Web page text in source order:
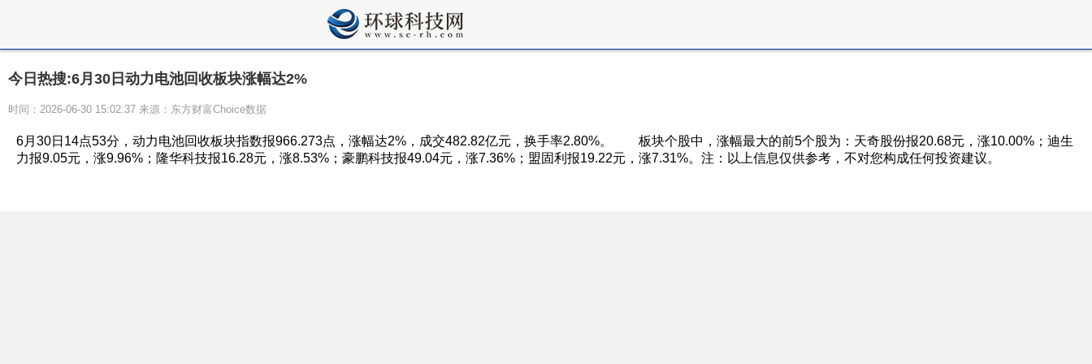
今日热搜:6月30日动力电池回收板块涨幅达2%
时间：2026-06-30 15:02:37 来源：东方财富Choice数据
6月30日14点53分，动力电池回收板块指数报966.273点，涨幅达2%，成交482.82亿元，换手率2.80%。 板块个股中，涨幅最大的前5个股为：天奇股份报20.68元，涨10.00%；迪生
力报9.05元，涨9.96%；隆华科技报16.28元，涨8.53%；豪鹏科技报49.04元，涨7.36%；盟固利报19.22元，涨7.31%。注：以上信息仅供参考，不对您构成任何投资建议。